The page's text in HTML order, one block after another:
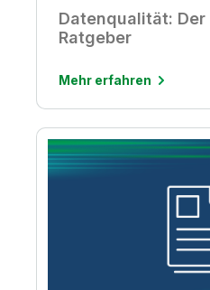
Datenqualität:
Ratgeber
Mehr erfahren